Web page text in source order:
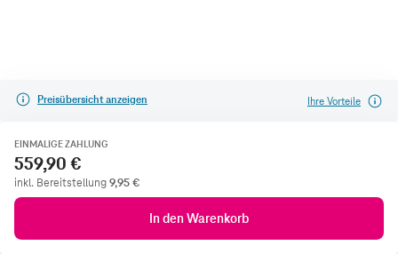
Preisübersicht anzeigen Ihre Vorteile
EINMALIGE ZAHLUNG
559,90 €
inkl. Bereitstellung9,95€
In den Warenkorb